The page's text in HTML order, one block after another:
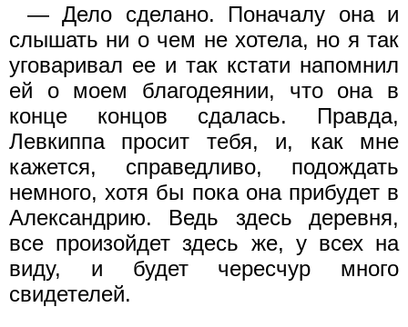
— Дело сделано. Поначалу она и
слышать ни о чем не хотела, но я так
уговаривал ее и так кстати напомнил
ей о моем благодеянии, что она в
конце концов сдалась. Правда,
Левкиппа просит тебя, и, как мне
кажется, справедливо, подождать
немного, хотя бы пока она прибудет в
Александрию. Ведь здесь деревня,
все произойдет здесь же, у всех на
виду, и будет чересчур много
свидетелей.